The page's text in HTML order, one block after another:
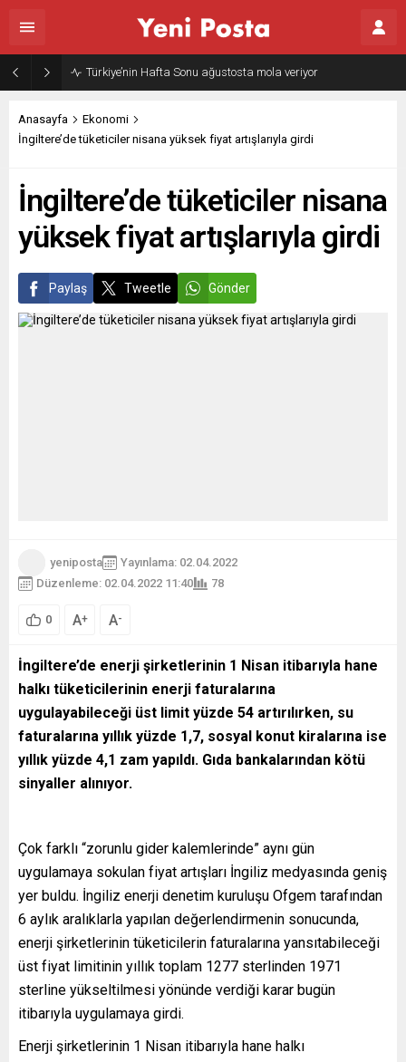
Gazze’nin geleceği: Teknokratik kontrol mü, kolonializm mi?
Anasayfa
Ekonomi
İngiltere’de tüketiciler nisana yüksek fiyat artışlarıyla girdi
İngiltere’de tüketiciler nisana
yüksek fiyat artışlarıyla girdi
Paylaş Tweetle Gönder
yeniposta
Yayınlama: 02.04.2022
Düzenleme: 02.04.2022 11:40
78
0 A+ A-
İngiltere’de enerji şirketlerinin 1 Nisan itibarıyla hane
halkı tüketicilerinin enerji faturalarına
uygulayabileceği üst limit yüzde 54 artırılırken, su
faturalarına yıllık yüzde 1,7, sosyal konut kiralarına ise
yıllık yüzde 4,1 zam yapıldı. Gıda bankalarından kötü
sinyaller alınıyor.
Çok farklı “zorunlu gider kalemlerinde” aynı gün
uygulamaya sokulan fiyat artışları İngiliz medyasında geniş
yer buldu. İngiliz enerji denetim kuruluşu Ofgem tarafından
6 aylık aralıklarla yapılan değerlendirmenin sonucunda,
enerji şirketlerinin tüketicilerin faturalarına yansıtabileceği
üst fiyat limitinin yıllık toplam 1277 sterlinden 1971
sterline yükseltilmesi yönünde verdiği karar bugün
itibarıyla uygulamaya girdi.
Enerji şirketlerinin 1 Nisan itibarıyla hane halkı